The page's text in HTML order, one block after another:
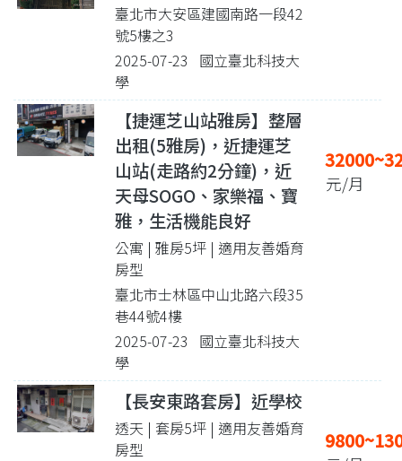
臺北市大安區建國南路一段42
號5樓之3
2025-07-23 國立臺北科技大
學
【捷運芝山站雅房】整層
出租(5雅房)，近捷運芝
山站(走路約2分鐘)，近
天母SOGO、家樂福、寶
雅，生活機能良好
公寓 | 雅房5坪 | 適用友善婚育
房型
臺北市士林區中山北路六段35
巷44號4樓
2025-07-23 國立臺北科技大
學
元/月
【長安東路套房】近學校
透天 | 套房5坪 | 適用友善婚育
房型